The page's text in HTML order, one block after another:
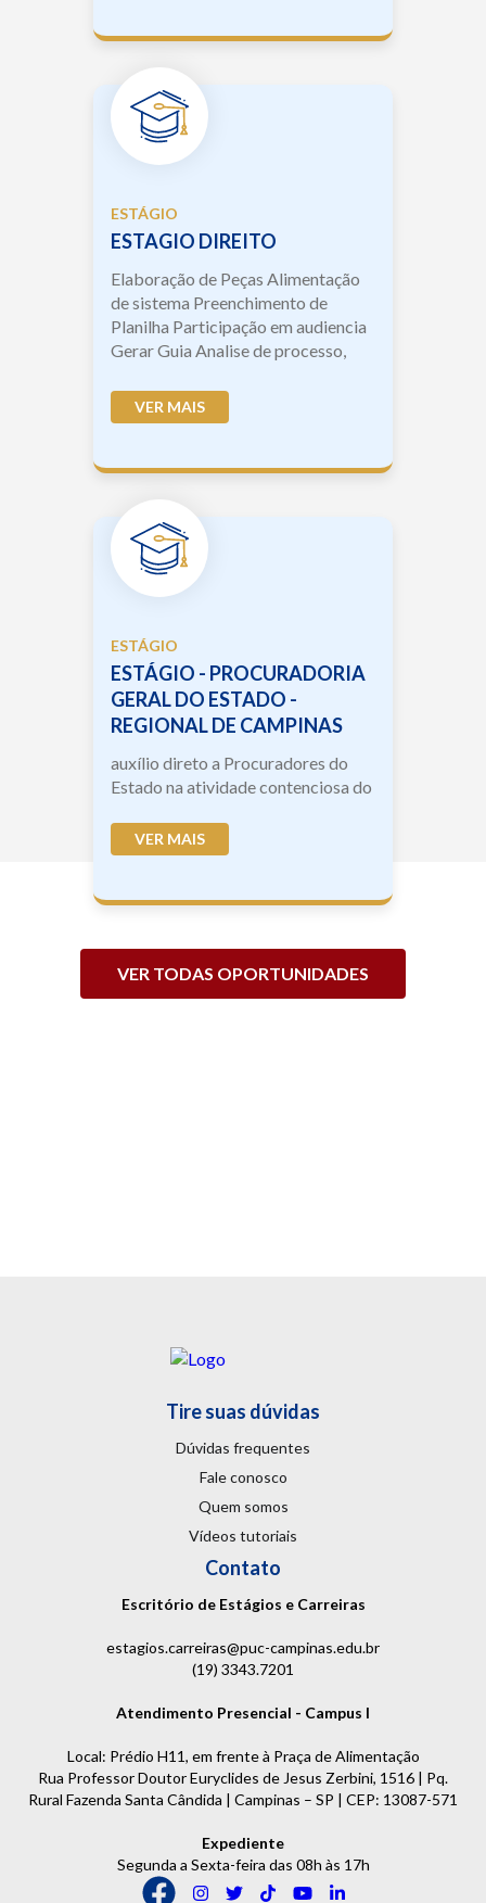
ESTÁGIO
ESTAGIO DIREITO
Elaboração de Peças Alimentação
de sistema Preenchimento de
Planilha Participação em audiencia
Gerar Guia Analise de processo,
VER MAIS
ESTÁGIO
ESTÁGIO - PROCURADORIA
GERAL DO ESTADO -
REGIONAL DE CAMPINAS
auxílio direto a Procuradores do
Estado na atividade contenciosa do
de petições, consultas processuais,
relatórios ...
VER MAIS
VER TODAS OPORTUNIDADES
Tire suas dúvidas
Dúvidas frequentes
Fale conosco
Quem somos
Vídeos tutoriais
Contato
Escritório de Estágios e Carreiras
estagios.carreiras@puc-campinas.edu.br
(19) 3343.7201
Atendimento Presencial - Campus I
Local: Prédio H11, em frente à Praça de Alimentação
Rua Professor Doutor Euryclides de Jesus Zerbini, 1516 | Pq.
Rural Fazenda Santa Cândida | Campinas – SP | CEP: 13087-571
Expediente
Segunda a Sexta-feira das 08h às 17h